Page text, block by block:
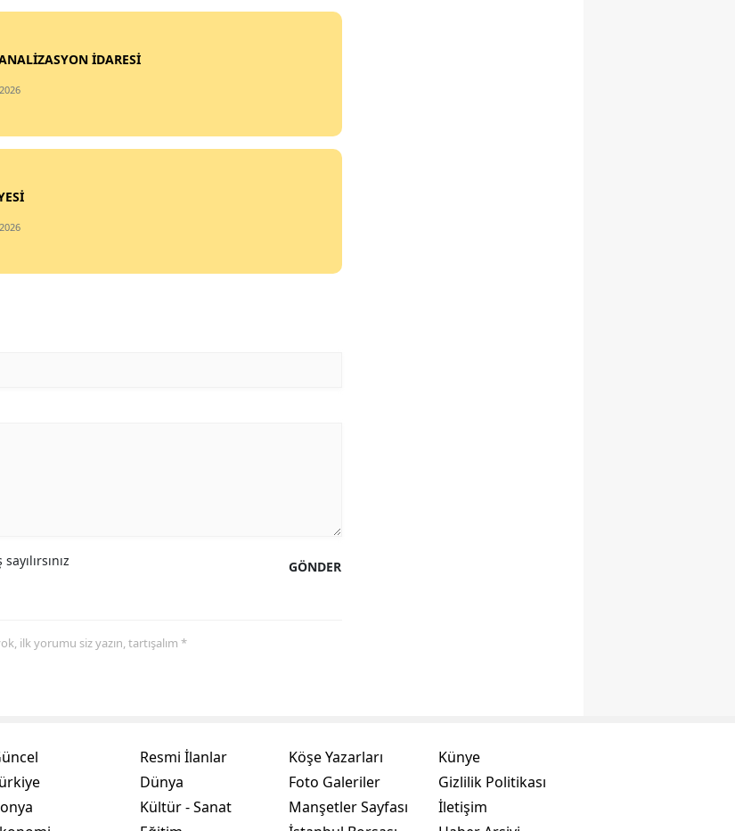
Kahramanmaraş
Nevşehir
Tokat
Şanlıurfa
Uşak
Van
İDARESİ
GÖNDER
ilk yorumu siz yazın, tartışalım *
Resmi İlanlar
Dünya
Kültür - Sanat
Köşe Yazarları
Foto Galeriler
Manşetler Sayfası
Künye
Gizlilik Politikası
İletişim